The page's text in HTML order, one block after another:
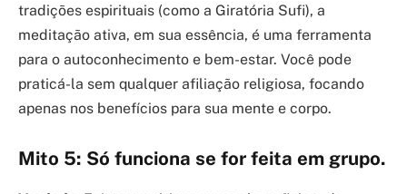
tradições espirituais (como a Giratória Sufi), a
meditação ativa, em sua essência, é uma ferramenta
para o autoconhecimento e bem-estar. Você pode
praticá-la sem qualquer afiliação religiosa, focando
apenas nos benefícios para sua mente e corpo.
Mito 5: Só funciona se for feita em grupo.